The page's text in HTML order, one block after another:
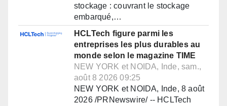
stockage : couvrant le stockage
embarqué,…
HCLTech figure parmi les
entreprises les plus durables au
monde selon le magazine TIME
NEW YORK et NOIDA, Inde, sam.,
août 8 2026 09:25
NEW YORK et NOIDA, Inde, 8 août
2026 /PRNewswire/ -- HCLTech